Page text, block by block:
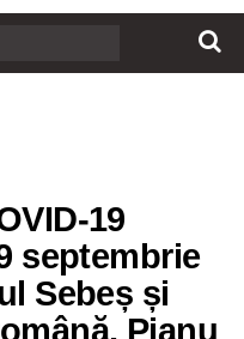
19
septembrie
Sebeș și
Pianu